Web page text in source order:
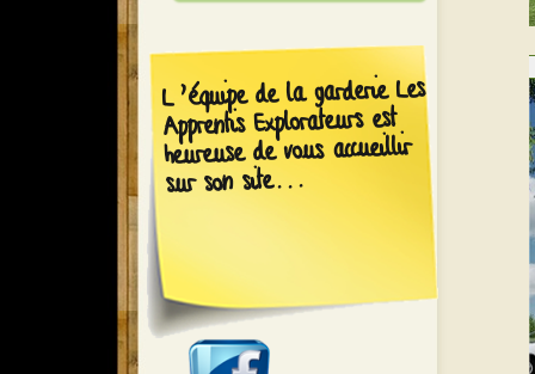
L’équipe de la garderie Les
Apprentis Explorateurs est
heureuse de vous accueillir
sur son site...